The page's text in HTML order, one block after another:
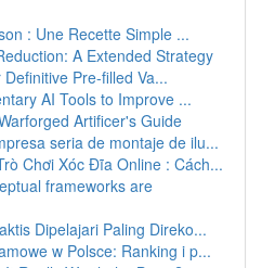
: Une Recette Simple ...
A Extended Strategy
Pre-filled Va...
AI Tools to Improve ...
Artificer's Guide
seria de montaje de ilu...
Chơi Xóc Đĩa Online : Cách...
frameworks are
Dipelajari Paling Direko...
w Polsce: Ranking i p...